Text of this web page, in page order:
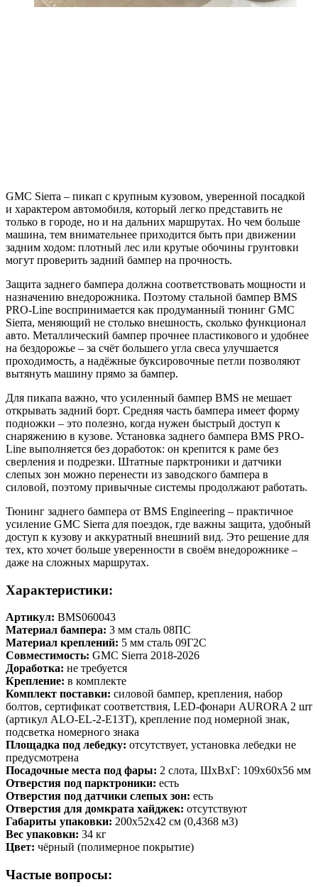
GMC Sierra – пикап с крупным кузовом, уверенной посадкой
и характером автомобиля, который легко представить не
только в городе, но и на дальних маршрутах. Но чем больше
машина, тем внимательнее приходится быть при движении
задним ходом: плотный лес или крутые обочины грунтовки
могут проверить задний бампер на прочность.
Защита заднего бампера должна соответствовать мощности и
назначению внедорожника. Поэтому стальной бампер BMS
PRO-Line воспринимается как продуманный тюнинг GMC
Sierra, меняющий не столько внешность, сколько функционал
авто. Металлический бампер прочнее пластикового и удобнее
на бездорожье – за счёт большего угла свеса улучшается
проходимость, а надёжные буксировочные петли позволяют
вытянуть машину прямо за бампер.
Для пикапа важно, что усиленный бампер BMS не мешает
открывать задний борт. Средняя часть бампера имеет форму
подножки – это полезно, когда нужен быстрый доступ к
снаряжению в кузове. Установка заднего бампера BMS PRO-
Line выполняется без доработок: он крепится к раме без
сверления и подрезки. Штатные парктроники и датчики
слепых зон можно перенести из заводского бампера в
силовой, поэтому привычные системы продолжают работать.
Тюнинг заднего бампера от BMS Engineering – практичное
усиление GMC Sierra для поездок, где важны защита, удобный
доступ к кузову и аккуратный внешний вид. Это решение для
тех, кто хочет больше уверенности в своём внедорожнике –
даже на сложных маршрутах.
Характеристики:
Артикул: BMS060043
Материал бампера: 3 мм сталь 08ПС
Материал креплений: 5 мм сталь 09Г2С
Совместимость: GMC Sierra 2018-2026
Доработка: не требуется
Крепление: в комплекте
Комплект поставки: силовой бампер, крепления, набор
болтов, сертификат соответствия, LED-фонари AURORA 2 шт
(артикул ALO-EL-2-E13T), крепление под номерной знак,
подсветка номерного знака
Площадка под лебедку: отсутствует, установка лебедки не
предусмотрена
Посадочные места под фары: 2 слота, ШxВxГ: 109x60x56 мм
Отверстия под парктроники: есть
Отверстия под датчики слепых зон: есть
Отверстия для домкрата хайджек: отсутствуют
Габариты упаковки: 200х52х42 см (0,4368 м3)
Вес упаковки: 34 кг
Цвет: чёрный (полимерное покрытие)
Частые вопросы: